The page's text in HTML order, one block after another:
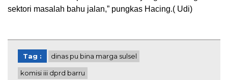
sektori masalah bahu jalan,” pungkas Hacing.( Udi)
Tag : dinas pu bina marga sulsel
komisi iii dprd barru